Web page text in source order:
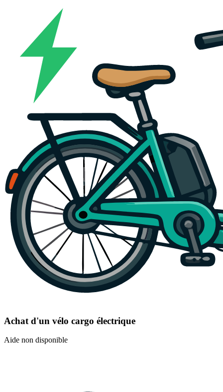
Achat d'un vélo cargo électrique
Aide non disponible